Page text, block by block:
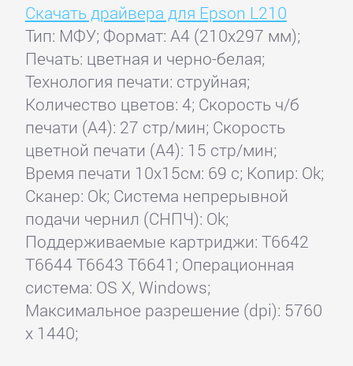
Скачать драйвера для Epson L210
Тип: МФУ; Формат: A4 (210x297 мм);
Печать: цветная и черно-белая;
Технология печати: струйная;
Количество цветов: 4; Скорость ч/б
печати (А4): 27 стр/мин; Скорость
цветной печати (А4): 15 стр/мин;
Время печати 10x15см: 69 с; Копир: Ok;
Сканер: Ok; Система непрерывной
подачи чернил (СНПЧ): Ok;
Поддерживаемые картриджи: T6642
T6644 T6643 T6641; Операционная
система: OS X, Windows;
Максимальное разрешение (dpi): 5760
x 1440;